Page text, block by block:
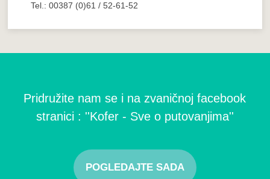
Tel.: 00387 (0)61 / 52-61-52
Pridružite nam se i na zvaničnoj facebook
stranici : ''Kofer - Sve o putovanjima''
POGLEDAJTE SADA